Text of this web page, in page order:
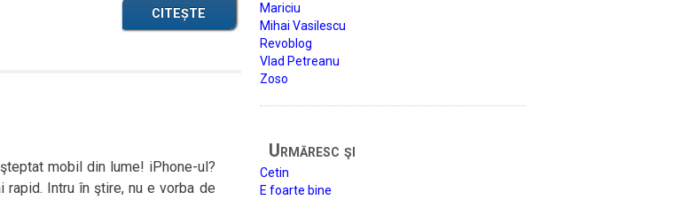
CITEȘTE
mobil din lume! iPhone-ul?
rapid. Intru în ştire, nu e vorba de
Mariciu
Mihai Vasilescu
Revoblog
Vlad Petreanu
Zoso
Urmăresc şi
Cetin
E foarte bine